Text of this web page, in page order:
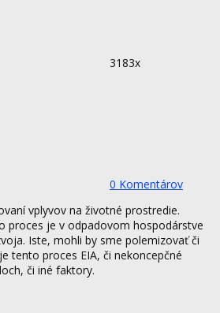
3183x
0 Komentárov
vplyvov na životné prostredie.
proces je v odpadovom hospodárstve
Iste, mohli by sme polemizovať či
tento proces EIA, či nekoncepčné
či iné faktory.